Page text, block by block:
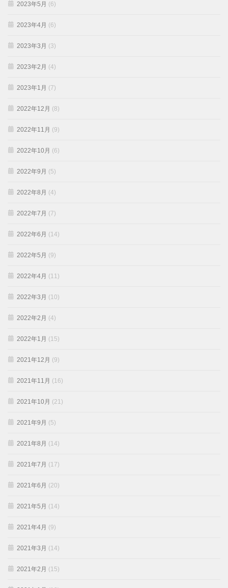
2023年5月 (6)
2023年4月 (6)
2023年3月 (3)
2023年2月 (4)
2023年1月 (7)
2022年12月 (8)
2022年11月 (9)
2022年10月 (6)
2022年9月 (5)
2022年8月 (4)
2022年7月 (7)
2022年6月 (14)
2022年5月 (9)
2022年4月 (11)
2022年3月 (10)
2022年2月 (4)
2022年1月 (15)
2021年12月 (9)
2021年11月 (16)
2021年10月 (21)
2021年9月 (5)
2021年8月 (14)
2021年7月 (17)
2021年6月 (20)
2021年5月 (14)
2021年4月 (9)
2021年3月 (14)
2021年2月 (15)